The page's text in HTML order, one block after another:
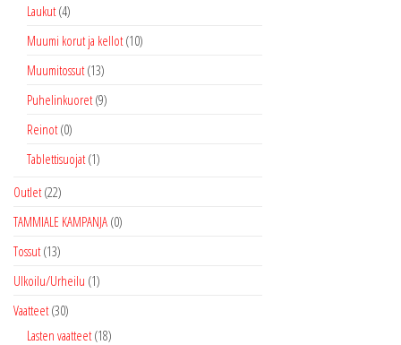
Laukut (4)
Muumi korut ja kellot (10)
Muumitossut (13)
Puhelinkuoret (9)
Reinot (0)
Tablettisuojat (1)
Outlet (22)
TAMMIALE KAMPANJA (0)
Tossut (13)
Ulkoilu/Urheilu (1)
Vaatteet (30)
Lasten vaatteet (18)